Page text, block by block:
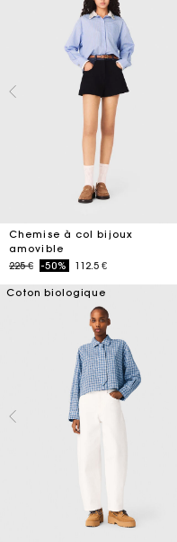
Chemise à col bijoux
amovible
Price reduced from
225 €to-50% 112.5 €
Coton biologique